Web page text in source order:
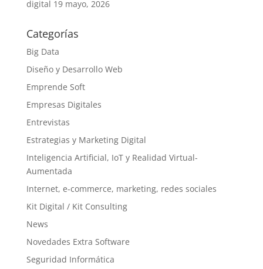
digital 19 mayo, 2026
Categorías
Big Data
Diseño y Desarrollo Web
Emprende Soft
Empresas Digitales
Entrevistas
Estrategias y Marketing Digital
Inteligencia Artificial, IoT y Realidad Virtual-
Aumentada
Internet, e-commerce, marketing, redes sociales
Kit Digital / Kit Consulting
News
Novedades Extra Software
Seguridad Informática